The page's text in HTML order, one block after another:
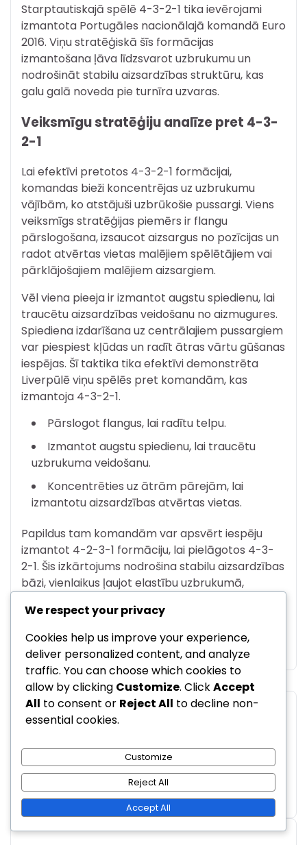
Starptautiskajā spēlē 4-3-2-1 tika ievērojami
izmantota Portugāles nacionālajā komandā Euro
2016. Viņu stratēģiskā šīs formācijas
izmantošana ļāva līdzsvarot uzbrukumu un
nodrošināt stabilu aizsardzības struktūru, kas
galu galā noveda pie turnīra uzvaras.
Veiksmīgu stratēģiju analīze pret 4-3-
2-1
Lai efektīvi pretotos 4-3-2-1 formācijai,
komandas bieži koncentrējas uz uzbrukumu
vājībām, ko atstājuši uzbrūkošie pussargi. Viens
veiksmīgs stratēģijas piemērs ir flangu
pārslogošana, izsaucot aizsargus no pozīcijas un
radot atvērtas vietas malējiem spēlētājiem vai
pārklājošajiem malējiem aizsargiem.
Vēl viena pieeja ir izmantot augstu spiedienu, lai
traucētu aizsardzības veidošanu no aizmugures.
Spiediena izdarīšana uz centrālajiem pussargiem
var piespiest kļūdas un radīt ātras vārtu gūšanas
iespējas. Šī taktika tika efektīvi demonstrēta
Liverpūlē viņu spēlēs pret komandām, kas
izmantoja 4-3-2-1.
Pārslogot flangus, lai radītu telpu.
Izmantot augstu spiedienu, lai traucētu
uzbrukuma veidošanu.
Koncentrēties uz ātrām pārejām, lai
izmantotu aizsardzības atvērtas vietas.
Papildus tam komandām var apsvērt iespēju
izmantot 4-2-3-1 formāciju, lai pielāgotos 4-3-
2-1. Šis izkārtojums nodrošina stabilu aizsardzības
bāzi, vienlaikus ļaujot elastību uzbrukumā,
uzbrūkošajiem pussargiem.
Posted inSpēlētāju lomas 4-3-2-1 formācijā
Post
4-3-2-1 Formācija:
Spēlētāju atbildība,
Pozicionālā apziņa,
Komunikācija
4-3-2-1 formācija:
aizsardzības pārejas,
atgūšanas skrējieni,
pretspiediens
We respect your privacy
Cookies help us improve your experience,
deliver personalized content, and analyze
traffic. You can choose which cookies to
allow by clicking Customize. ClickAccept
All to consent or Reject All to decline non-
essential cookies.
Customize
Reject All
Accept All